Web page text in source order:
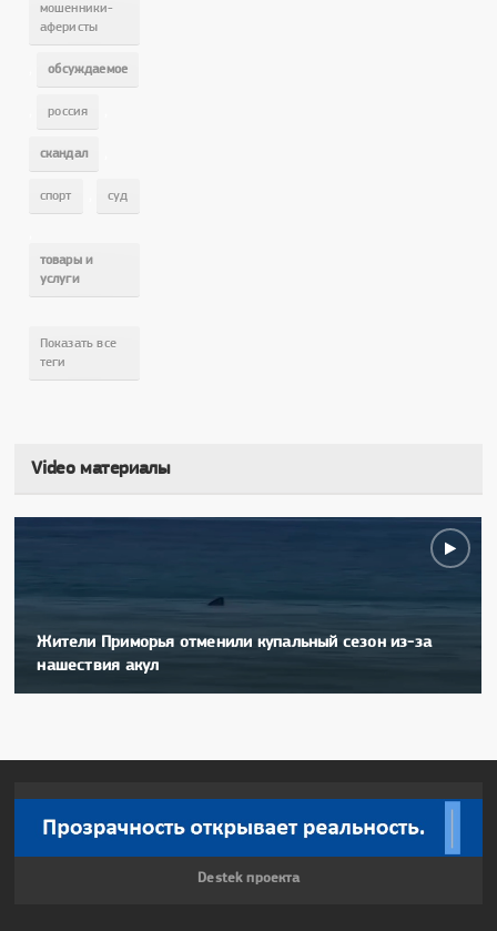
мошенники-
аферисты
обсуждаемое
россия
скандал
спорт суд
товары и
услуги
Показать все
теги
Video материалы
Жители Приморья отменили купальный сезон из-за
нашествия акул
Destek проекта